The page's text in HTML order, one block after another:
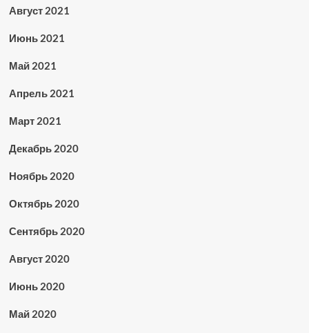
Август 2021
Июнь 2021
Май 2021
Апрель 2021
Март 2021
Декабрь 2020
Ноябрь 2020
Октябрь 2020
Сентябрь 2020
Август 2020
Июнь 2020
Май 2020